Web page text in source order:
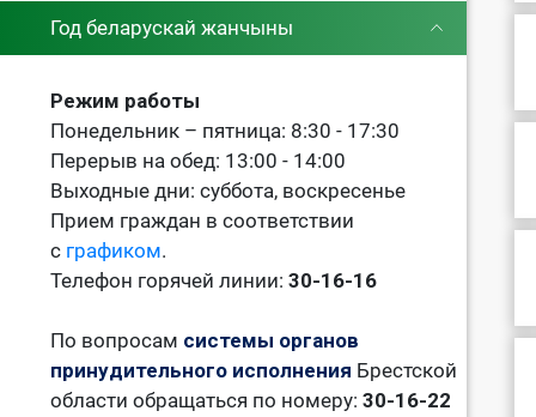
Год беларускай жанчыны
Режим работы
Понедельник – пятница: 8:30 - 17:30
Перерыв на обед: 13:00 - 14:00
Выходные дни: суббота, воскресенье
Прием граждан в соответствии
с графиком.
Телефон горячей линии: 30-16-16
По вопросам системы органов
принудительного исполнения Брестской
области обращаться по номеру: 30-16-22